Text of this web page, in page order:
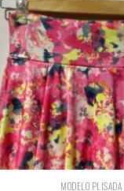
MODELO PLISADA